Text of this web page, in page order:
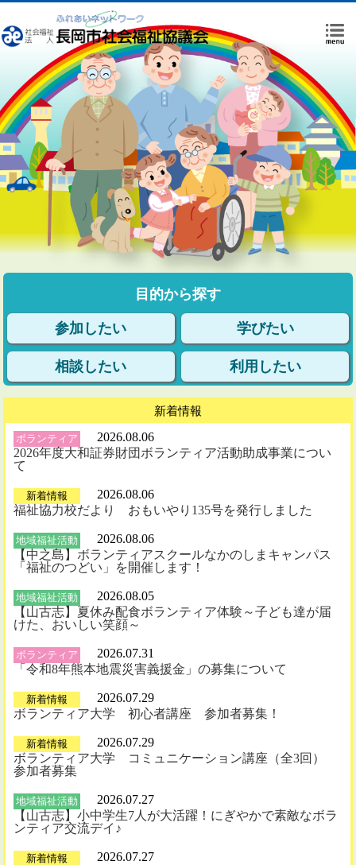
目的から探す
参加したい 学びたい
相談したい 利用したい
新着情報
ボランティア
2026.08.06
2026年度大和証券財団ボランティア活動助成事業につい
て
新着情報
2026.08.06
福祉協力校だより おもいやり135号を発行しました
地域福祉活動
2026.08.06
【中之島】ボランティアスクールなかのしまキャンパス
「福祉のつどい」を開催します！
地域福祉活動
2026.08.05
【山古志】夏休み配食ボランティア体験～子ども達が届
けた、おいしい笑顔～
ボランティア
2026.07.31
「令和8年熊本地震災害義援金」の募集について
新着情報
2026.07.29
ボランティア大学 初心者講座 参加者募集！
新着情報
2026.07.29
ボランティア大学 コミュニケーション講座（全3回）
参加者募集
地域福祉活動
2026.07.27
【山古志】小中学生7人が大活躍！にぎやかで素敵なボラ
ンティア交流デイ♪
新着情報
2026.07.27